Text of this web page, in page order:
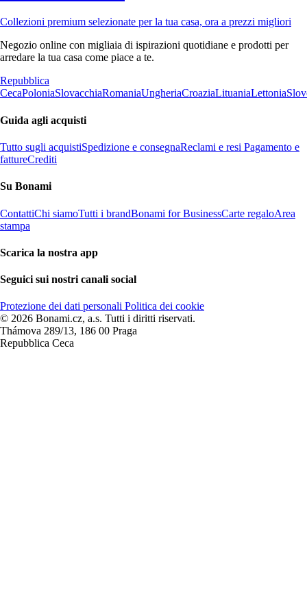
Collezioni premium selezionate per la tua casa, ora a prezzi migliori
Negozio online con migliaia di ispirazioni quotidiane e prodotti per
arredare la tua casa come piace a te.
Repubblica
CecaPoloniaSlovacchiaRomaniaUngheriaCroaziaLituaniaLettonia
Guida agli acquisti
Tutto sugli acquistiSpedizione e consegnaReclami e resi Pagamento e
fattureCrediti
Su Bonami
ContattiChi siamoTutti i brandBonami for BusinessCarte regaloArea
stampa
Scarica la nostra app
Seguici sui nostri canali social
Protezione dei dati personali Politica dei cookie
© 2026 Bonami.cz, a.s. Tutti i diritti riservati.
Thámova 289/13, 186 00 Praga
Repubblica Ceca